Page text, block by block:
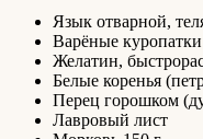
Язык отварной,
Варёные
Желатин,
Белые коренья
Перец горошком
Лавровый лист